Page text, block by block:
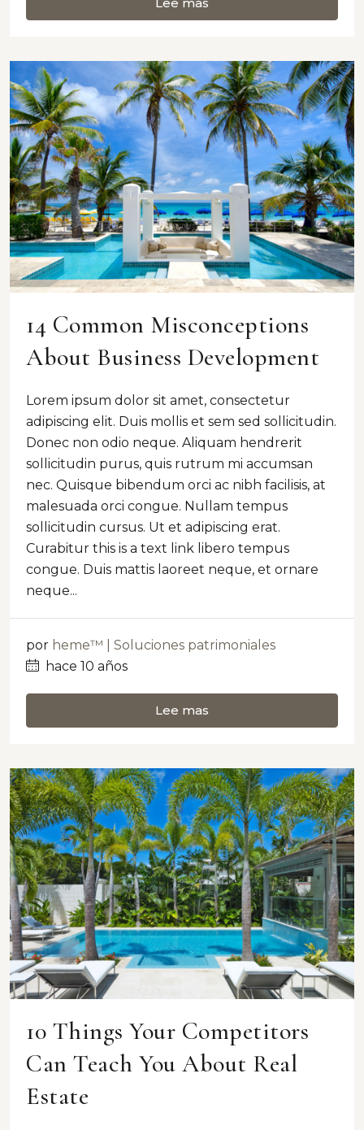
14 Common Misconceptions
About Business Development
Lorem ipsum dolor sit amet, consectetur
adipiscing elit. Duis mollis et sem sed sollicitudin.
Donec non odio neque. Aliquam hendrerit
sollicitudin purus, quis rutrum mi accumsan
nec. Quisque bibendum orci ac nibh facilisis, at
malesuada orci congue. Nullam tempus
sollicitudin cursus. Ut et adipiscing erat.
Curabitur this is a text link libero tempus
congue. Duis mattis laoreet neque, et ornare
neque...
por heme™ | Soluciones patrimoniales
hace 10 años
Lee mas
10 Things Your Competitors
Can Teach You About Real
Estate